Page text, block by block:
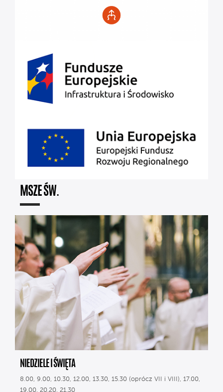
MSZE ŚW.
NIEDZIELE I ŚWIĘTA
8.00, 9.00, 10.30, 12.00, 13.30, 15.30 (oprócz VII i VIII), 17.00,
19.00, 20.20, 21.30